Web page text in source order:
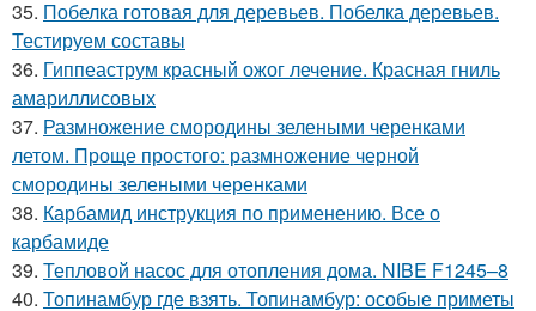
35. Побелка готовая для деревьев. Побелка деревьев.
Тестируем составы
36. Гиппеаструм красный ожог лечение. Красная гниль
амариллисовых
37. Размножение смородины зелеными черенками
летом. Проще простого: размножение черной
смородины зелеными черенками
38. Карбамид инструкция по применению. Все о
карбамиде
39. Тепловой насос для отопления дома. NIBE F1245–8
40. Топинамбур где взять. Топинамбур: особые приметы